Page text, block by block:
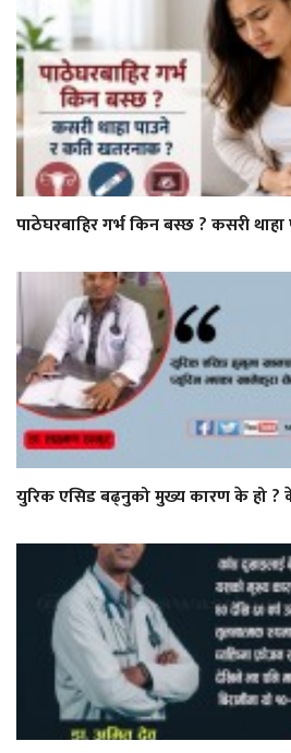
पाठेघरबाहिर गर्भ किन बस्छ ? कसरी
युरिक एसिड बढ्नुको मुख्य कारण के हो